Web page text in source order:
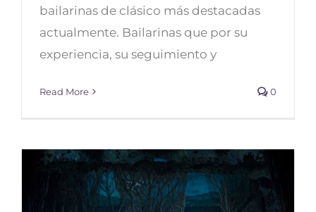
bailarinas de clásico más destacadas
actualmente. Bailarinas que por su
experiencia, su seguimiento y
Read More 0